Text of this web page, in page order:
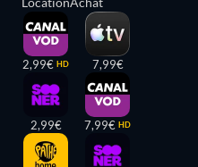
2,99€ HD
2,99€
7,99€
7,99€ HD